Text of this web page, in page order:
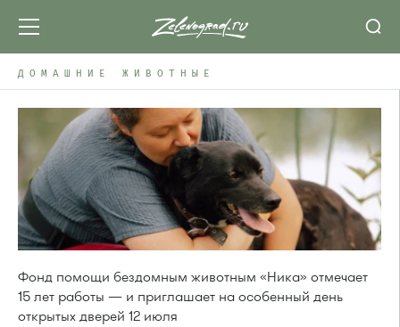
ДОМАШНИЕ ЖИВОТНЫЕ
Фонд помощи бездомным животным «Ника» отмечает
15 лет работы — и приглашает на особенный день
открытых дверей 12 июля